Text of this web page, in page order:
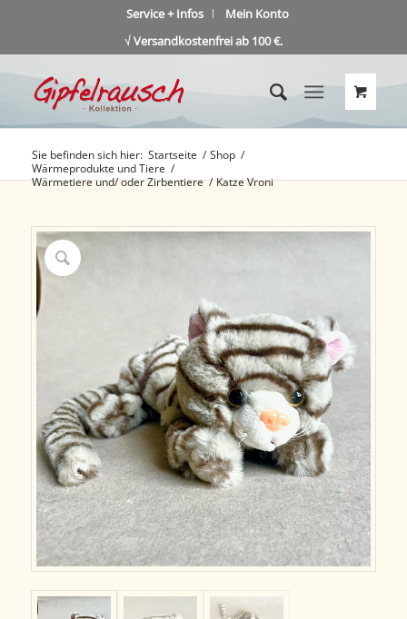
Service + Infos
Mein Konto
√ Versandkostenfrei ab 100 €.
Sie befinden sich hier: Startseite / Shop /
Wärmeprodukte und Tiere /
Wärmetiere und/ oder Zirbentiere / Katze Vroni